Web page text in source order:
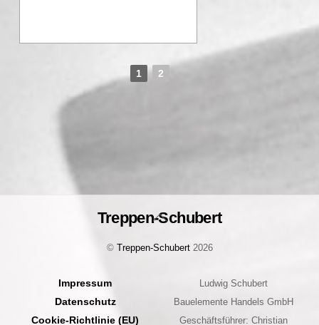
1 2
Back
Top
Treppen-Schubert
© Treppen-Schubert2026
Impressum
Datenschutz
Cookie-Richtlinie (EU)
Ludwig Schubert
Bauelemente Handels GmbH
Geschäftsführer: Christian